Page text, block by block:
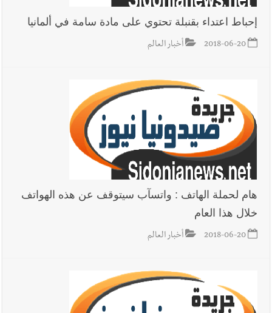
إحباط اعتداء بقنبلة تحتوي على مادة سامة في ألمانيا
2018-06-20 أخبار العالم
هام لحملة الهاتف : واتسآب سيتوقف عن هذه الهواتف
خلال هذا العام
2018-06-20 أخبار العالم